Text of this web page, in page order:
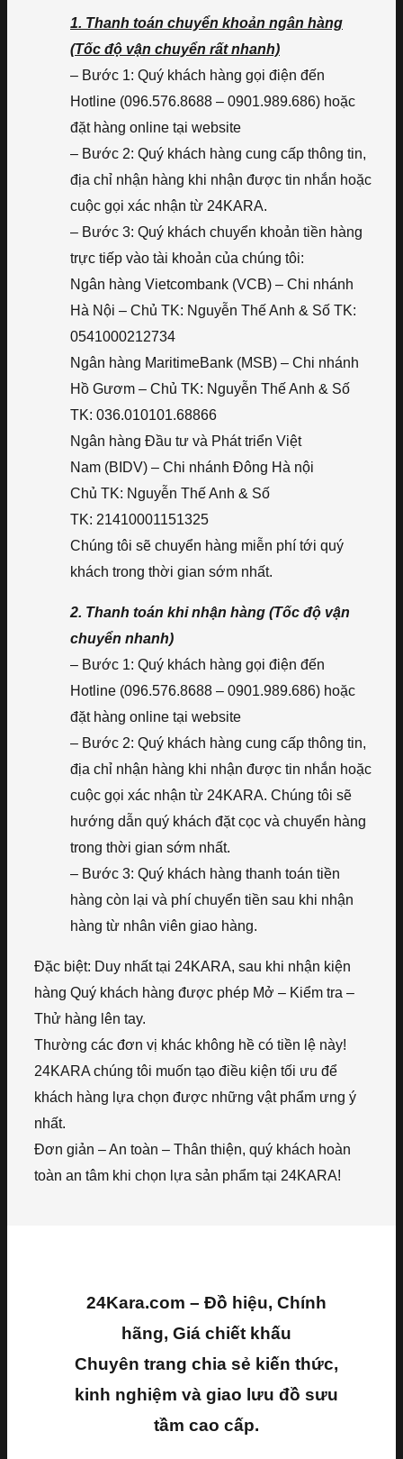
1. Thanh toán chuyển khoản ngân hàng
(Tốc độ vận chuyển rất nhanh)
– Bước 1: Quý khách hàng gọi điện đến
Hotline (096.576.8688 – 0901.989.686) hoặc
đặt hàng online tại website
– Bước 2: Quý khách hàng cung cấp thông tin,
địa chỉ nhận hàng khi nhận được tin nhắn hoặc
cuộc gọi xác nhận từ 24KARA.
– Bước 3: Quý khách chuyển khoản tiền hàng
trực tiếp vào tài khoản của chúng tôi:
Ngân hàng Vietcombank (VCB) – Chi nhánh
Hà Nội – Chủ TK: Nguyễn Thế Anh & Số TK:
0541000212734
Ngân hàng MaritimeBank (MSB) – Chi nhánh
Hồ Gươm – Chủ TK: Nguyễn Thế Anh & Số
TK: 036.010101.68866
Ngân hàng Đầu tư và Phát triển Việt
Nam (BIDV) – Chi nhánh Đông Hà nội
Chủ TK: Nguyễn Thế Anh & Số
TK: 21410001151325
Chúng tôi sẽ chuyển hàng miễn phí tới quý
khách trong thời gian sớm nhất.
2. Thanh toán khi nhận hàng (Tốc độ vận
chuyển nhanh)
– Bước 1: Quý khách hàng gọi điện đến
Hotline (096.576.8688 – 0901.989.686) hoặc
đặt hàng online tại website
– Bước 2: Quý khách hàng cung cấp thông tin,
địa chỉ nhận hàng khi nhận được tin nhắn hoặc
cuộc gọi xác nhận từ 24KARA. Chúng tôi sẽ
hướng dẫn quý khách đặt cọc và chuyển hàng
trong thời gian sớm nhất.
– Bước 3: Quý khách hàng thanh toán tiền
hàng còn lại và phí chuyển tiền sau khi nhận
hàng từ nhân viên giao hàng.
Đặc biệt: Duy nhất tại 24KARA, sau khi nhận kiện
hàng Quý khách hàng được phép Mở – Kiểm tra –
Thử hàng lên tay.
Thường các đơn vị khác không hề có tiền lệ này!
24KARA chúng tôi muốn tạo điều kiện tối ưu để
khách hàng lựa chọn được những vật phẩm ưng ý
nhất.
Đơn giản – An toàn – Thân thiện, quý khách hoàn
toàn an tâm khi chọn lựa sản phẩm tại 24KARA!
24Kara.com – Đồ hiệu, Chính
hãng, Giá chiết khấu
Chuyên trang chia sẻ kiến thức,
kinh nghiệm và giao lưu đồ sưu
tầm cao cấp.